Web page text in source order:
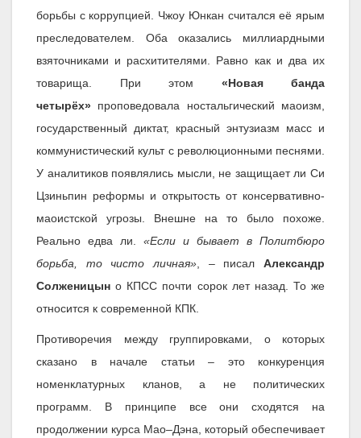
борьбы с коррупцией. Чжоу Юнкан считался её ярым
преследователем. Оба оказались миллиардными
взяточниками и расхитителями. Равно как и два их
товарища. При этом «Новая банда
четырёх» проповедовала ностальгический маоизм,
государственный диктат, красный энтузиазм масс и
коммунистический культ с революционными песнями.
У аналитиков появлялись мысли, не защищает ли Си
Цзиньпин реформы и открытость от консервативно-
маоистской угрозы. Внешне на то было похоже.
Реально едва ли. «Если и бывает в Политбюро
борьба, то чисто личная» , – писал Александр
Солженицын о КПСС почти сорок лет назад. То же
относится к современной КПК.
Противоречия между группировками, о которых
сказано в начале статьи – это конкуренция
номенклатурных кланов, а не политических
программ. В принципе все они сходятся на
продолжении курса Мао–Дэна, который обеспечивает